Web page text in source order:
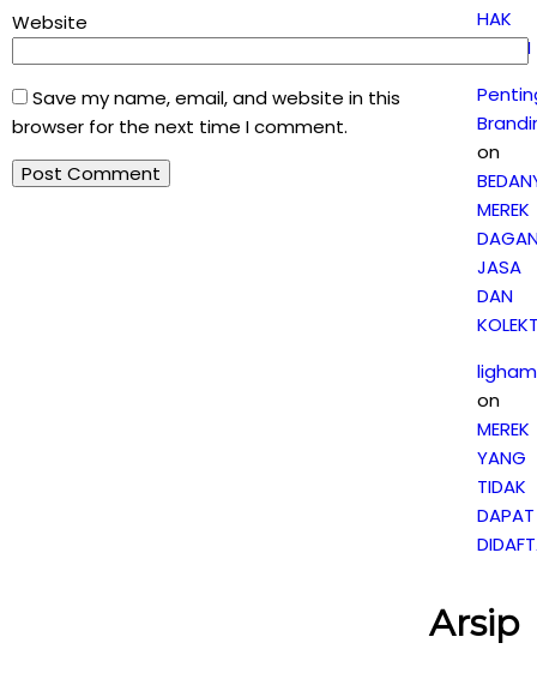
Website
Save my name, email, and website in this
browser for the next time I comment.
HAK
PATEN
on
MEREK
JASA
DAN
on
MEREK
YANG
TIDAK
DAPAT
Arsip